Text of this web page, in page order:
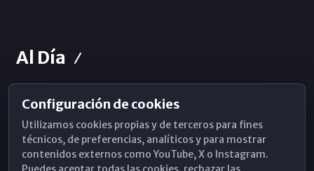
Al Día
Horarios de Misa
Hemeroteca
WhatsApp
Configuración de cookies
Utilizamos cookies propias y de terceros para fines
técnicos, de preferencias, analíticos y para mostrar
contenidos externos como YouTube, X o Instagram.